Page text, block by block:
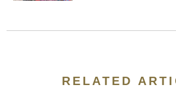
RELATED